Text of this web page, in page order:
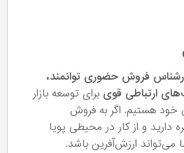
فروش حضوری توانمند،
ارتباطی قوی برای توسعه بازار
هستیم. اگر به فروش
دارید و از کار در محیطی پویا
ارزش‌آفرین باشد.